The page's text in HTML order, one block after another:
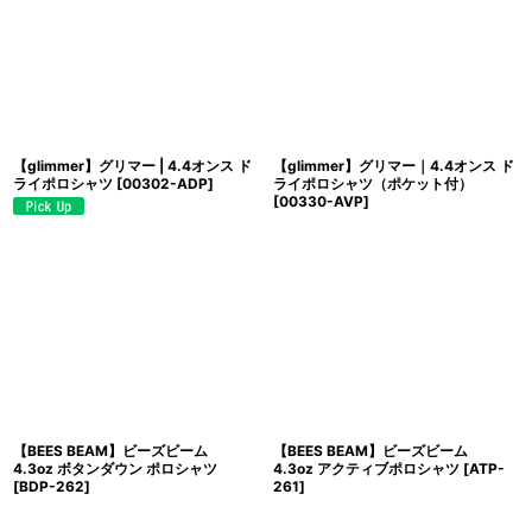
【glimmer】グリマー | 4.4オンス ド
ライポロシャツ [00302-ADP]
【glimmer】グリマー｜4.4オンス ド
ライポロシャツ（ポケット付）
[00330-AVP]
【BEES BEAM】ビーズビーム
4.3oz ボタンダウン ポロシャツ
[BDP-262]
【BEES BEAM】ビーズビーム
4.3oz アクティブポロシャツ [ATP-
261]